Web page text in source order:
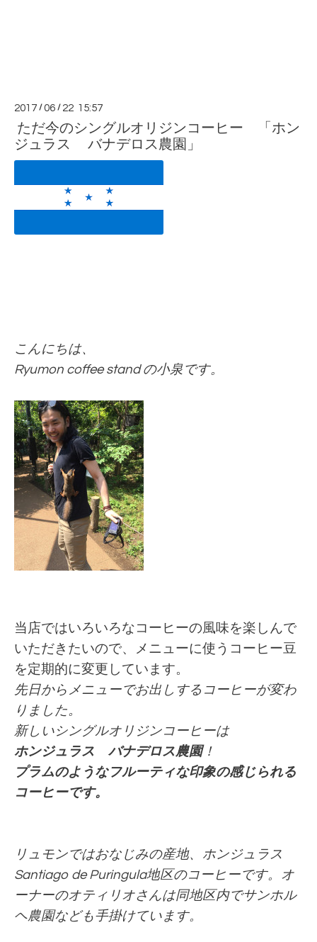
2017 /06 / 22 15:57
ただ今のシングルオリジンコーヒー 「ホン
ジュラス バナデロス農園」
こんにちは、
Ryumon coffee stand の小泉です。
当店ではいろいろなコーヒーの風味を楽しんで
いただきたいので、メニューに使うコーヒー豆
を定期的に変更しています。
先日からメニューでお出しするコーヒーが変わ
りました。
新しいシングルオリジンコーヒーは
ホンジュラス バナデロス農園！
プラムのようなフルーティな印象の感じられる
コーヒーです。
リュモンではおなじみの産地、ホンジュラス
Santiago de Puringula地区のコーヒーです。オ
ーナーのオティリオさんは同地区内でサンホル
ヘ農園なども手掛けています。